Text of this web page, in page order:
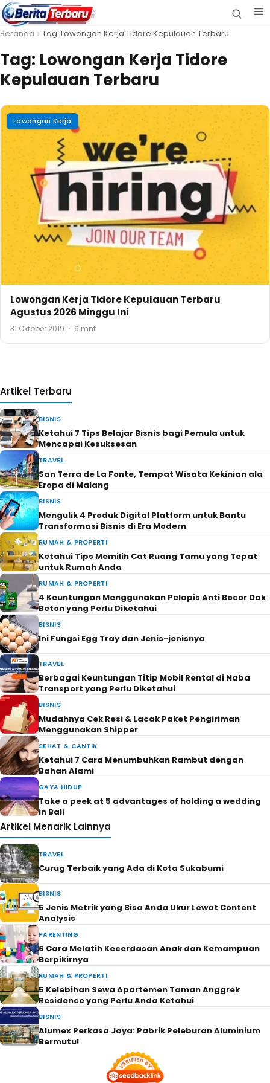
Beranda Tag: Lowongan Kerja Tidore Kepulauan Terbaru
Tag: Lowongan Kerja Tidore
Kepulauan Terbaru
Lowongan Kerja
Lowongan Kerja Tidore Kepulauan Terbaru
Agustus 2026 Minggu Ini
31 Oktober 2019 · 6 mnt
Artikel Terbaru
BISNIS
Ketahui 7 Tips Belajar Bisnis bagi Pemula untuk
Mencapai Kesuksesan
TRAVEL
San Terra de La Fonte, Tempat Wisata Kekinian ala
Eropa di Malang
BISNIS
Mengulik 4 Produk Digital Platform untuk Bantu
Transformasi Bisnis di Era Modern
RUMAH & PROPERTI
Ketahui Tips Memilih Cat Ruang Tamu yang Tepat
untuk Rumah Anda
RUMAH & PROPERTI
4 Keuntungan Menggunakan Pelapis Anti Bocor Dak
Beton yang Perlu Diketahui
BISNIS
Ini Fungsi Egg Tray dan Jenis-jenisnya
TRAVEL
Berbagai Keuntungan Titip Mobil Rental di Naba
Transport yang Perlu Diketahui
BISNIS
Mudahnya Cek Resi & Lacak Paket Pengiriman
Menggunakan Shipper
SEHAT & CANTIK
Ketahui 7 Cara Menumbuhkan Rambut dengan
Bahan Alami
GAYA HIDUP
Take a peek at 5 advantages of holding a wedding
in Bali
Artikel Menarik Lainnya
TRAVEL
Curug Terbaik yang Ada di Kota Sukabumi
BISNIS
5 Jenis Metrik yang Bisa Anda Ukur Lewat Content
Analysis
PARENTING
6 Cara Melatih Kecerdasan Anak dan Kemampuan
Berpikirnya
RUMAH & PROPERTI
5 Kelebihan Sewa Apartemen Taman Anggrek
Residence yang Perlu Anda Ketahui
BISNIS
Alumex Perkasa Jaya: Pabrik Peleburan Aluminium
Bermutu!